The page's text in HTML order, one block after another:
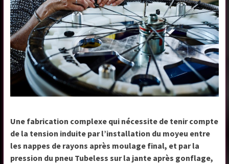
Une fabrication complexe qui nécessite de tenir compte
de la tension induite par l’installation du moyeu entre
les nappes de rayons après moulage final, et par la
pression du pneu Tubeless sur la jante après gonflage,